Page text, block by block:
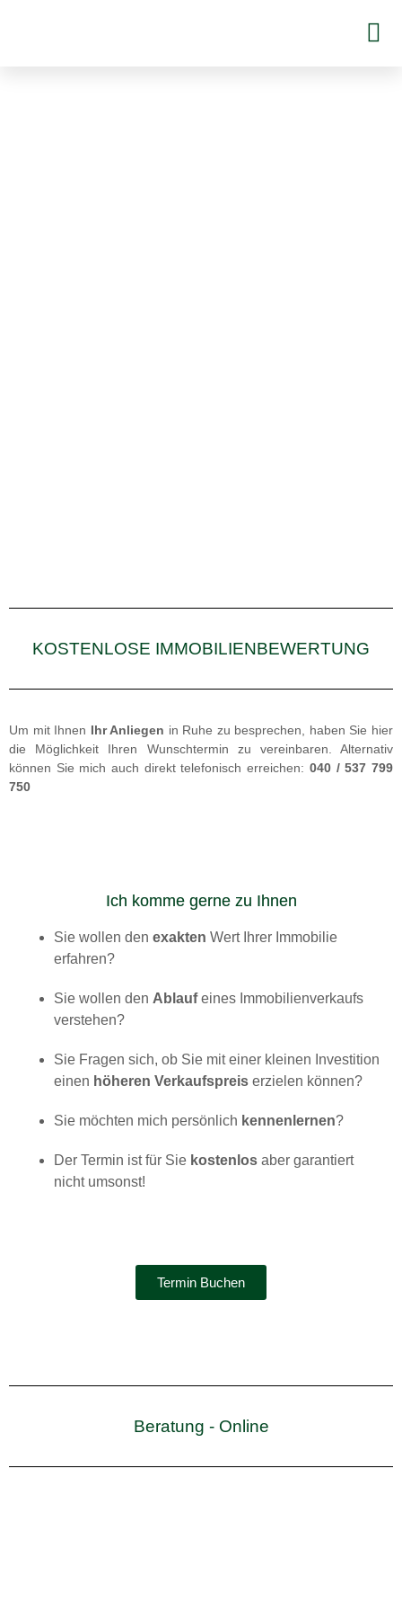
KOSTENLOSE IMMOBILIENBEWERTUNG
Um mit Ihnen Ihr Anliegen in Ruhe zu besprechen, haben Sie hier
die Möglichkeit Ihren Wunschtermin zu vereinbaren. Alternativ
können Sie mich auch direkt telefonisch erreichen: 040 / 537 799
750
Ich komme gerne zu Ihnen
Sie wollen den exakten Wert Ihrer Immobilie
erfahren?
Sie wollen den Ablaufeines Immobilienverkaufs
verstehen?
Sie Fragen sich, ob Sie mit einer kleinen Investition
einen höheren Verkaufspreis erzielen können?
Sie möchten mich persönlich kennenlernen?
Der Termin ist für Sie kostenlos aber garantiert
nicht umsonst!
Termin Buchen
Beratung - Online